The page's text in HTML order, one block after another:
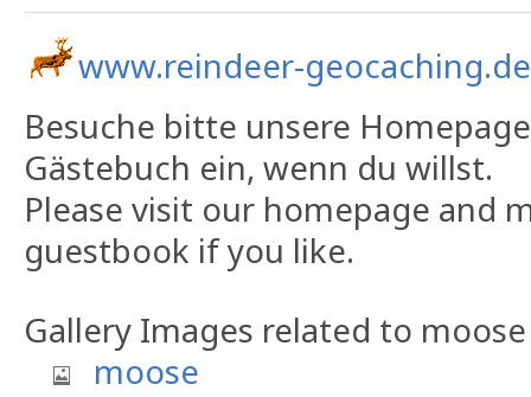
www.reindeer-geocaching.de
Besuche bitte unsere
Gästebuch ein, wenn du willst.
Please visit our homepage and
guestbook if you like.
Gallery Images related to moose
moose